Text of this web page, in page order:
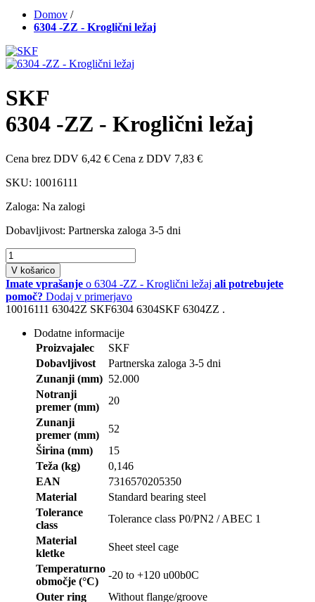
Domov /
6304 -ZZ - Kroglični ležaj
SKF
6304 -ZZ - Kroglični ležaj
Cena brez DDV 6,42 € Cena z DDV 7,83 €
SKU: 10016111
Zaloga: Na zalogi
Dobavljivost: Partnerska zaloga 3-5 dni
V košarico
Imate vprašanje o 6304 -ZZ - Kroglični ležaj ali potrebujete
pomoč? Dodaj v primerjavo
10016111 63042Z SKF6304 6304SKF 6304ZZ .
Dodatne informacije
Proizvajalec
SKF
Dobavljivost
Partnerska zaloga 3-5 dni
Zunanji (mm) 52.000
Notranji
premer (mm)
20
Zunanji
premer (mm)
52
Širina (mm)
15
Teža (kg)
0,146
EAN
7316570205350
Material
Standard bearing steel
Tolerance
class
Tolerance class P0/PN2 / ABEC 1
Material
kletke
Sheet steel cage
Temperaturno
območje (°C)
-20 to +120 u00b0C
Outer ring
Without flange/groove